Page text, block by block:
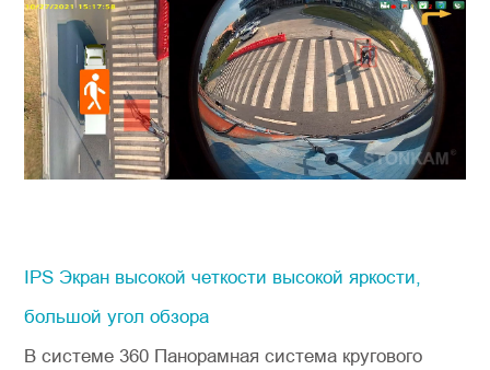
IPS Экран высокой четкости высокой яркости,
большой угол обзора
В системе 360 Панорамная система кругового